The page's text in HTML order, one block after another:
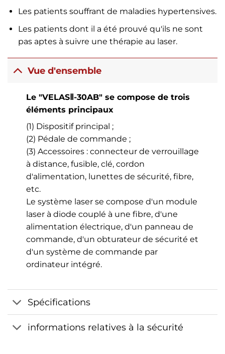
Les patients souffrant de maladies hypertensives.
Les patients dont il a été prouvé qu'ils ne sont
pas aptes à suivre une thérapie au laser.
Vue d'ensemble
Le "VELASⅡ-30AB" se compose de trois
éléments principaux
(1) Dispositif principal ;
(2) Pédale de commande ;
(3) Accessoires : connecteur de verrouillage
à distance, fusible, clé, cordon
d'alimentation, lunettes de sécurité, fibre,
etc.
Le système laser se compose d'un module
laser à diode couplé à une fibre, d'une
alimentation électrique, d'un panneau de
commande, d'un obturateur de sécurité et
d'un système de commande par
ordinateur intégré.
Spécifications
informations relatives à la sécurité